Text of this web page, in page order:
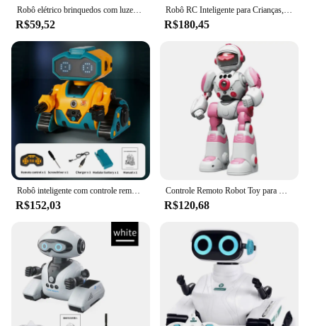
Robô elétrico brinquedos com luzes de música para crianças, caminhada e dança brinquedos para crianças, bebê e criança, educação infantil, bonecas elétricas para meninos e meninas, 2 a 4 anos
R$59,52
Robô RC Inteligente para Crianças, Sensoriamento por Gesto por Voz, Controle Remoto, Programação, Canto, Caminhada, Dança, Robô para Meninos
R$180,45
Robô inteligente com controle remoto, 2.4g, indução, interativo, adorável, robô com luz, dança, música, quebra-cabeça, brinquedo para presente de criança
R$152,03
Controle Remoto Robot Toy para Crianças, RC Robótica Toy, Programação Inteligente, Dancing Gesture Sensing, Voice Controlled
R$120,68